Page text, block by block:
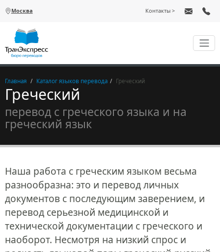
Москва Контакты
Главная Каталог языков перевода Греческий
Греческий
перевод с греческого языка и на
греческий язык
Наша работа с греческим языком весьма
разнообразна: это и перевод личных
документов с последующим заверением, и
перевод серьезной медицинской и
технической документации с греческого и
наоборот. Несмотря на низкий спрос и